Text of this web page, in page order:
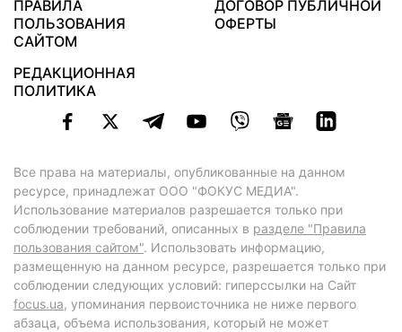
ПРАВИЛА
ПОЛЬЗОВАНИЯ
САЙТОМ
ДОГОВОР ПУБЛИЧНОЙ
ОФЕРТЫ
РЕДАКЦИОННАЯ
ПОЛИТИКА
Все права на материалы, опубликованные на данном
ресурсе, принадлежат ООО "ФОКУС МЕДИА".
Использование материалов разрешается только при
соблюдении требований, описанных в разделе "Правила
пользования сайтом". Использовать информацию,
размещенную на данном ресурсе, разрешается только при
соблюдении следующих условий: гиперссылки на Сайт
focus.ua, упоминания первоисточника не ниже первого
абзаца, объема использования, который не может